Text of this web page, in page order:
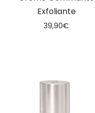
Exfoliante
39,90€